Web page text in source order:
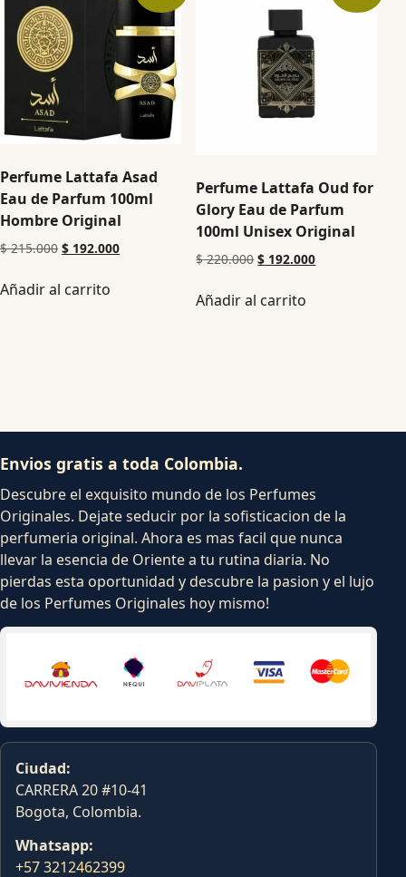
Perfume Lattafa Asad
Eau de Parfum 100ml
Hombre Original
$215.000 $ 192.000
Añadir al carrito
Perfume Lattafa Oud for
Glory Eau de Parfum
100ml Unisex Original
$220.000 $ 192.000
Añadir al carrito
Envios gratis a toda Colombia.
Descubre el exquisito mundo de los Perfumes
Originales. Dejate seducir por la sofisticacion de la
perfumeria original. Ahora es mas facil que nunca
llevar la esencia de Oriente a tu rutina diaria. No
pierdas esta oportunidad y descubre la pasion y el lujo
de los Perfumes Originales hoy mismo!
Ciudad:
CARRERA 20 #10-41
Bogota, Colombia.
Whatsapp:
+57 3212462399